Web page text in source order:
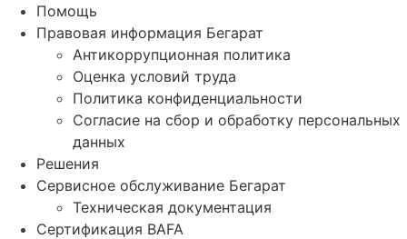
Помощь
Правовая информация Бегарат
Антикоррупционная политика
Оценка условий труда
Политика конфиденциальности
Согласие на сбор и обработку персональных
данных
Решения
Сервисное обслуживание Бегарат
Техническая документация
Сертификация BAFA